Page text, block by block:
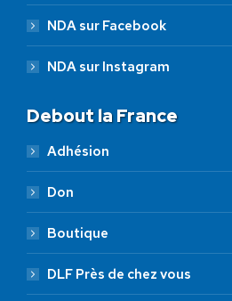
NDA sur Facebook
NDA sur Instagram
Debout la France
Adhésion
Don
Boutique
DLF Près de chez vous